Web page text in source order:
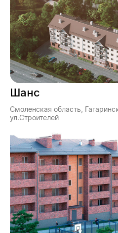
Шанс
Смоленская область,
ул.Строителей